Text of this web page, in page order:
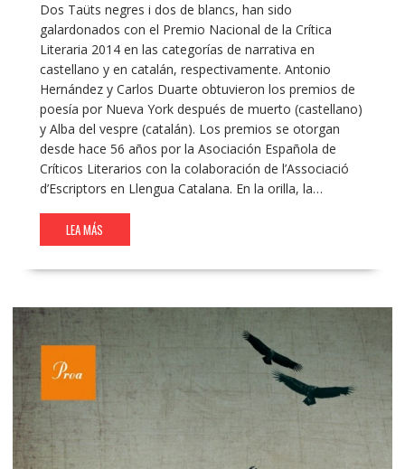
Dos Taüts negres i dos de blancs, han sido
galardonados con el Premio Nacional de la Crítica
Literaria 2014 en las categorías de narrativa en
castellano y en catalán, respectivamente. Antonio
Hernández y Carlos Duarte obtuvieron los premios de
poesía por Nueva York después de muerto (castellano)
y Alba del vespre (catalán). Los premios se otorgan
desde hace 56 años por la Asociación Española de
Críticos Literarios con la colaboración de l’Associació
d’Escriptors en Llengua Catalana. En la orilla, la…
LEA MÁS